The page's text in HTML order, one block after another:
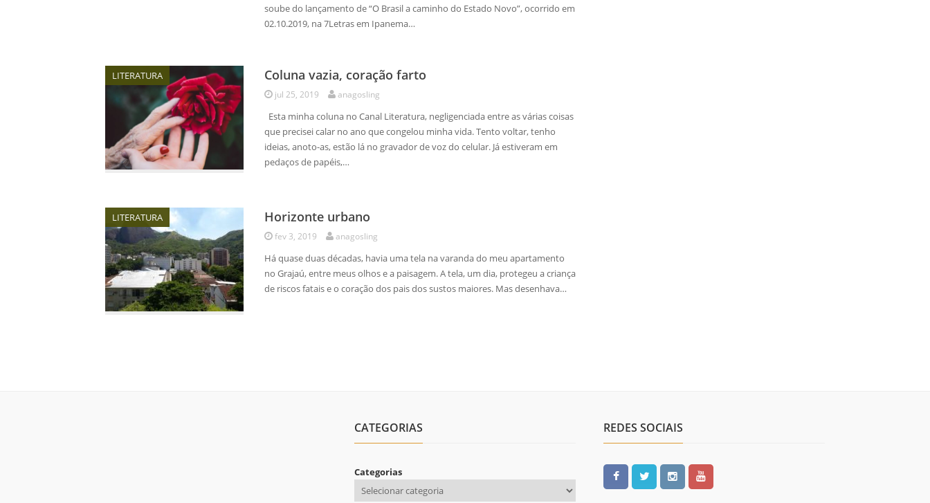
soube do lançamento de “O Brasil a caminho do Estado Novo”, ocorrido em
02.10.2019, na 7Letras em Ipanema…
LITERATURA Coluna vazia, coração farto
jul 25, 2019 anagosling
Esta minha coluna no Canal Literatura, negligenciada entre as várias coisas
que precisei calar no ano que congelou minha vida. Tento voltar, tenho
ideias, anoto-as, estão lá no gravador de voz do celular. Já estiveram em
pedaços de papéis,…
LITERATURA Horizonte urbano
fev 3, 2019 anagosling
Há quase duas décadas, havia uma tela na varanda do meu apartamento
no Grajaú, entre meus olhos e a paisagem. A tela, um dia, protegeu a criança
de riscos fatais e o coração dos pais dos sustos maiores. Mas desenhava…
CATEGORIAS
Categorias
REDES SOCIAIS